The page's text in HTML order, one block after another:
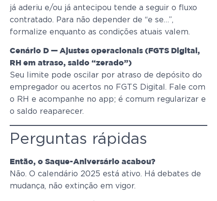
já aderiu e/ou já antecipou tende a seguir o fluxo
contratado. Para não depender de “e se…”,
formalize enquanto as condições atuais valem.
Cenário D — Ajustes operacionais (FGTS Digital,
RH em atraso, saldo “zerado”)
Seu limite pode oscilar por atraso de depósito do
empregador ou acertos no FGTS Digital. Fale com
o RH e acompanhe no app; é comum regularizar e
o saldo reaparecer.
Perguntas rápidas
Então, o Saque-Aniversário acabou?
Não. O calendário 2025 está ativo. Há debates de
mudança, não extinção em vigor.